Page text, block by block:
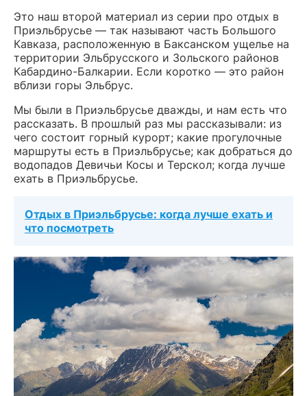
Это наш второй материал из серии про отдых в
Приэльбрусье — так называют часть Большого
Кавказа, расположенную в Баксанском ущелье на
территории Эльбрусского и Зольского районов
Кабардино-Балкарии. Если коротко — это район
вблизи горы Эльбрус.
Мы были в Приэльбрусье дважды, и нам есть что
рассказать. В прошлый раз мы рассказывали: из
чего состоит горный курорт; какие прогулочные
маршруты есть в Приэльбрусье; как добраться до
водопадов Девичьи Косы и Терскол; когда лучше
ехать в Приэльбрусье.
Отдых в Приэльбрусье: когда лучше ехать и
что посмотреть